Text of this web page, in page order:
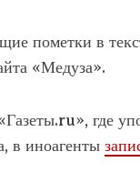
в
«Медуза».
где
в иноагенты